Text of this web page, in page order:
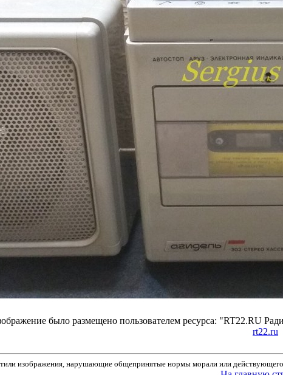
было размещено пользователем ресурса: "RT22.RU
rt22.ru
изображения, нарушающие общепринятые нормы морали или